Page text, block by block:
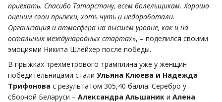
приехать. Спасибо Татарстану, всем болельщикам. Хорошо
оценим свои прыжки, хоть чуть и недоработали.
Организация и атмосфера на высшем уровне, как и на
остальных международных стартах», – поделился своими
эмоциями Никита Шлейхер после победы.
В прыжках трехметрового трамплина уже у женщин
победительницами стали Ульяна Клюева и Надежда
Трифонова с результатом 305,40 балла. Серебро у
сборной Беларуси – Александра Альшаник и Алена